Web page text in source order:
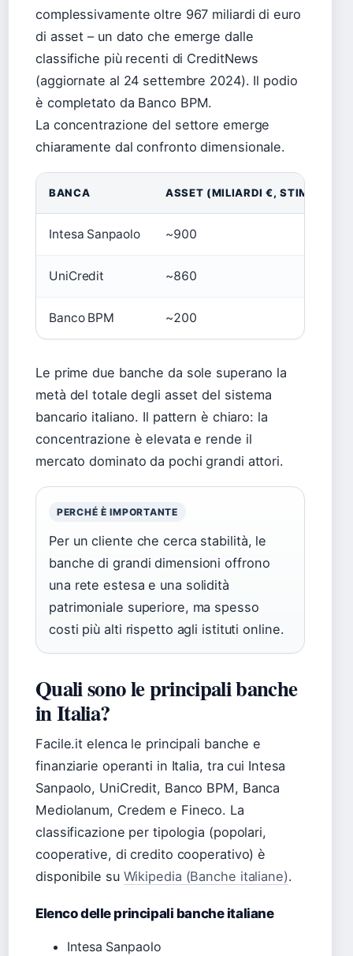
complessivamente oltre 967 miliardi di euro
di asset – un dato che emerge dalle
classifiche più recenti di CreditNews
(aggiornate al 24 settembre 2024). Il podio
è completato da Banco BPM.
La concentrazione del settore emerge
chiaramente dal confronto dimensionale.
BANCA ASSET (MILIARDI €, STIMA
Intesa Sanpaolo ~900
UniCredit ~860
Banco BPM ~200
Le prime due banche da sole superano la
metà del totale degli asset del sistema
bancario italiano. Il pattern è chiaro: la
concentrazione è elevata e rende il
mercato dominato da pochi grandi attori.
PERCHÉ È IMPORTANTE
Per un cliente che cerca stabilità, le
banche di grandi dimensioni offrono
una rete estesa e una solidità
patrimoniale superiore, ma spesso
costi più alti rispetto agli istituti online.
Quali sono le principali banche
in Italia?
Facile.it elenca le principali banche e
finanziarie operanti in Italia, tra cui Intesa
Sanpaolo, UniCredit, Banco BPM, Banca
Mediolanum, Credem e Fineco. La
classificazione per tipologia (popolari,
cooperative, di credito cooperativo) è
disponibile su Wikipedia (Banche italiane).
Elenco delle principali banche italiane
Intesa Sanpaolo